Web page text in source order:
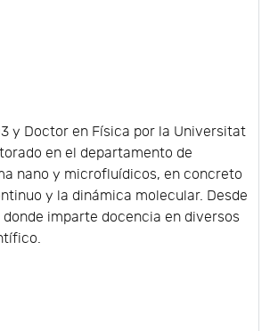
y Doctor en Física por la Universitat
en el departamento de
nano y microfluídicos, en concreto
y la dinámica molecular. Desde
imparte docencia en diversos